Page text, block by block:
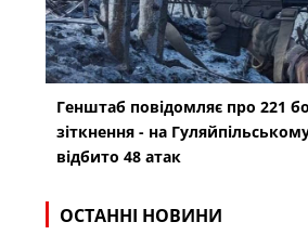
Генштаб повідомляє про 221
зіткнення - на
відбито 48 атак
ОСТАННІ НОВИНИ